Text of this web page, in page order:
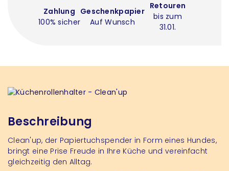
Zahlung
100% sicher
Geschenkpapier
Auf Wunsch
Retouren
bis zum
31.01.
Beschreibung
Clean'up, der Papiertuchspender in Form eines Hundes,
bringt eine Prise Freude in Ihre Küche und vereinfacht
gleichzeitig den Alltag.